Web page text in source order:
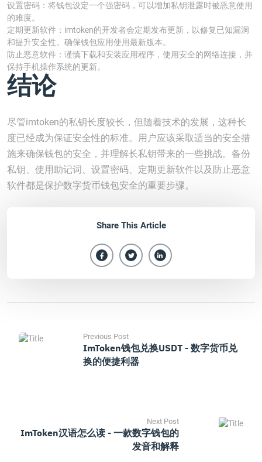
设置密码：将钱包设定一个强密码，可以增加私钥泄露时被恶意使用
的难度。
定期更新软件：imtoken的开发者会定期发布更新，以修复已知漏洞
和提升安全性。确保钱包应用使用最新版本。
防止恶意软件：谨慎下载和安装应用程序，使用安全的网络连接，并
保持手机操作系统的更新。
结论
尽管imtoken的私钥长度较长，但随着技术的发展，这种长
度已经成为保证安全性的标准。用户应该采取适当的安全措
施来确保钱包的安全，并理解长私钥带来的一些挑战。备份
私钥、使用助记词、设置密码、定期更新软件以及防止恶意
软件都是保护数字货币钱包安全的重要步骤。
Share This Article
Previous Post
ImToken钱包兑换USDT - 数字货币兑
换的便捷利器
Next Post
ImToken汉语怎么读 - 一款数字钱包的
发音和解释